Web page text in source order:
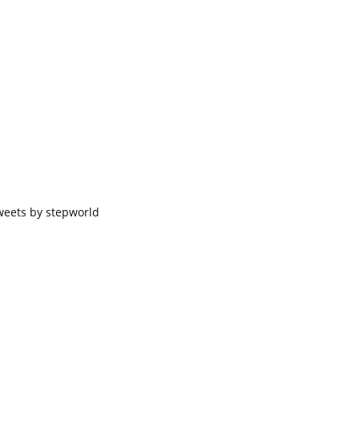
by stepworld